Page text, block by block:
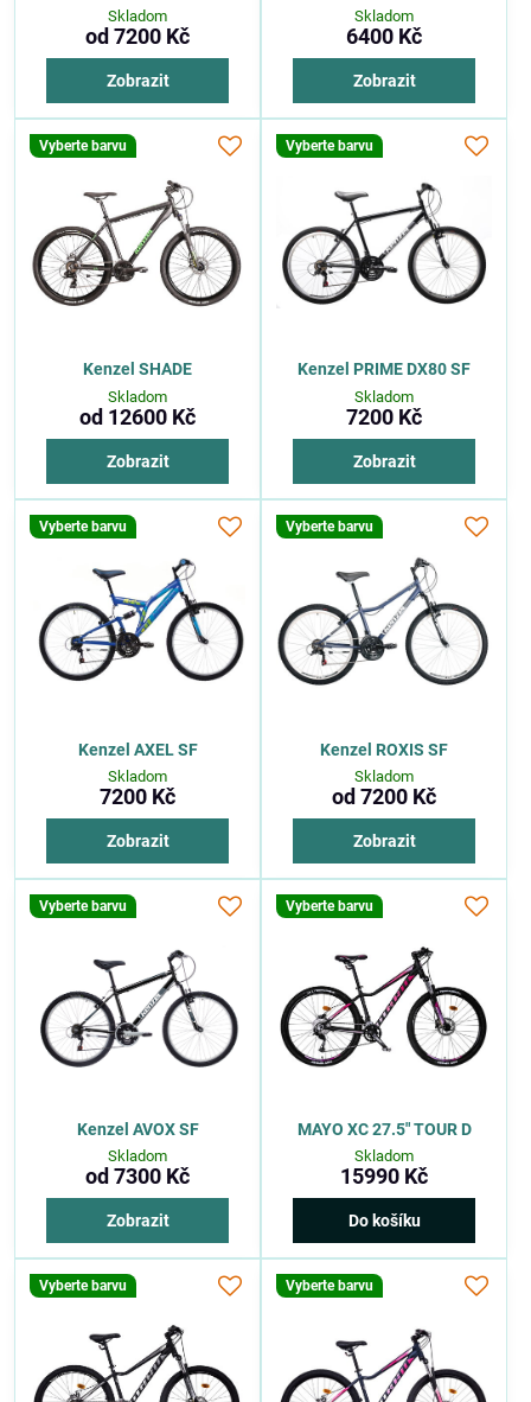
Skladom
od 7200 Kč
Zobrazit
Skladom
6400 Kč
Zobrazit
Vyberte barvu
Kenzel SHADE
Skladom
od 12600 Kč
Zobrazit
Vyberte barvu
Kenzel PRIME DX80 SF
Skladom
7200 Kč
Zobrazit
Vyberte barvu
Kenzel AXEL SF
Skladom
7200 Kč
Zobrazit
Vyberte barvu
Kenzel ROXIS SF
Skladom
od 7200 Kč
Zobrazit
Vyberte barvu
Kenzel AVOX SF
Skladom
od 7300 Kč
Zobrazit
Vyberte barvu
MAYO XC 27.5" TOUR D
Skladom
15990 Kč
Do košíku
Vyberte barvu Vyberte barvu